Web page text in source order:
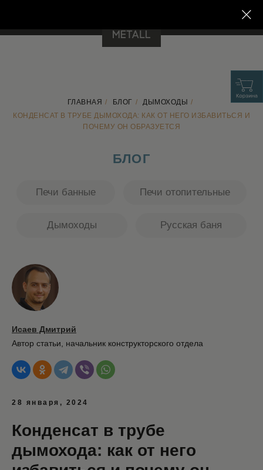
ГЛАВНАЯ / БЛОГ / ДЫМОХОДЫ
/
КОНДЕНСАТ В ТРУБЕ ДЫМОХОДА: КАК ОТ НЕГО ИЗБАВИТЬСЯ И
ПОЧЕМУ ОН ОБРАЗУЕТСЯ
БЛОГ
Русская баня
Исаев Дмитрий
Автор статьи, начальник конструкторского отдела
28 января, 2024
Конденсат в трубе
дымохода: как от него